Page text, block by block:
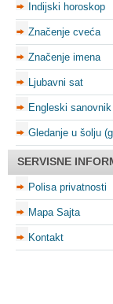
Indijski horoskop
Značenje cveća
Značenje imena
Ljubavni sat
Engleski sanovnik
Gledanje u šolju
SERVISNE
Polisa privatnosti
Mapa Sajta
Kontakt